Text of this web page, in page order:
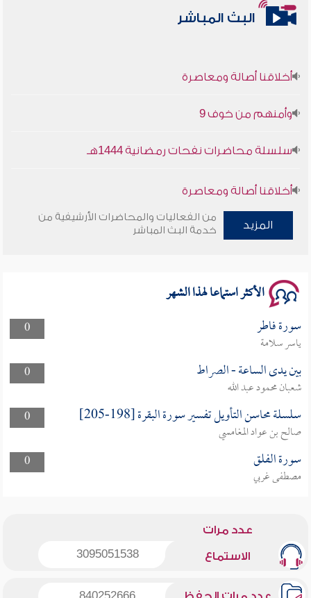
البث المباشر
أخلاقنا أصالة ومعاصرة
وأمنهم من خوف 9
سلسلة محاضرات نفحات رمضانية 1444هـ
أخلاقنا أصالة ومعاصرة
وأمنهم من خوف 9
المزيد
من الفعاليات والمحاضرات الأرشيفية من
خدمة البث المباشر
الأكثر استماعا لهذا الشهر
0 سورة فاطر
ياسر سلامة
0
بين يدى الساعة - الصراط
شعبان محمود عبد الله
0
سلسلة محاسن التأويل تفسير سورة البقرة [198-205]
صالح بن عواد المغامسي
0
سورة الفلق
مصطفى غربي
عدد مرات
الاستماع 3095051538